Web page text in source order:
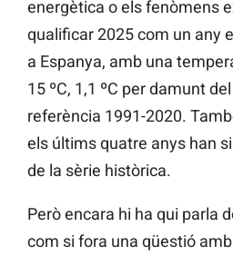
energètica o els fenòmens
qualificar 2025 com un any
a Espanya, amb una
15 ºC, 1,1 ºC per damunt
referència 1991-2020.
els últims quatre anys han
de la sèrie històrica.
Però encara hi ha qui parla
com si fora una qüestió